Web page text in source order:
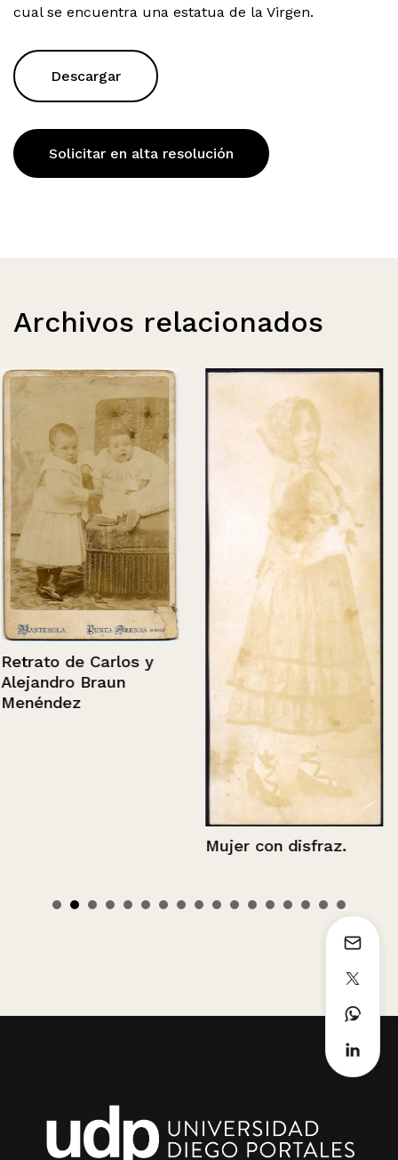
cual se encuentra una estatua de la Virgen.
Descargar
Solicitar en alta resolución
Archivos relacionados
Retrato de Carlos y
Alejandro Braun
Menéndez
Mujer con disfraz.